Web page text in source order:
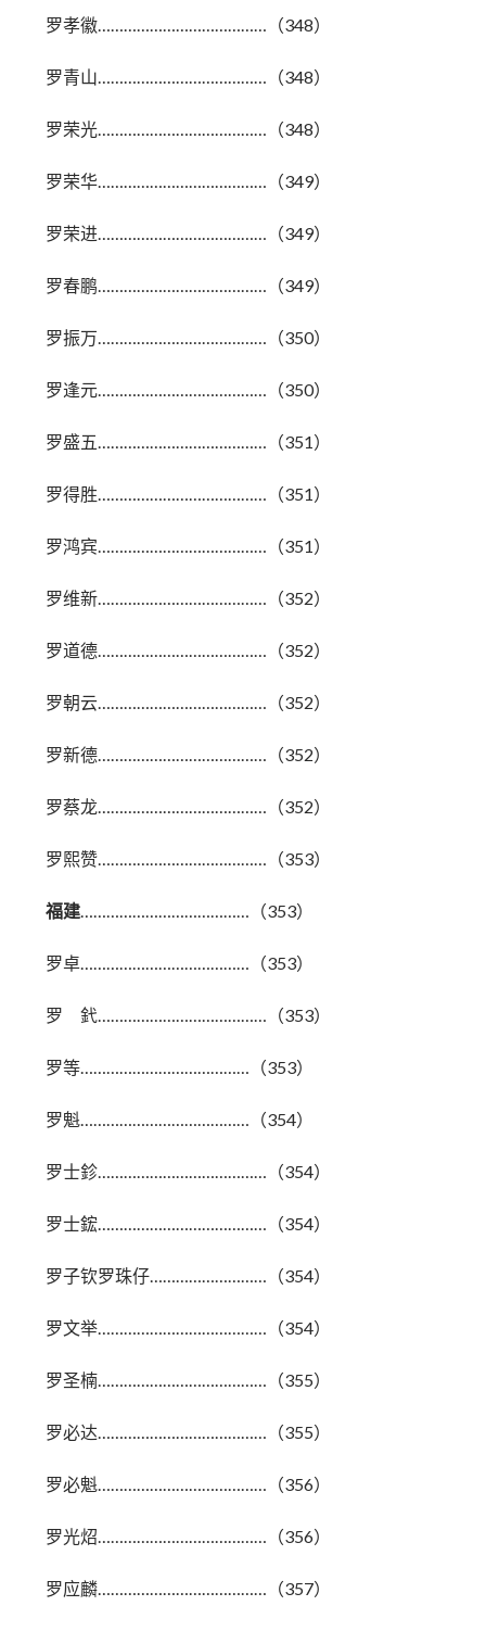
罗孝徽…………………………………（348）
罗青山…………………………………（348）
罗荣光…………………………………（348）
罗荣华…………………………………（349）
罗荣进…………………………………（349）
罗春鹏…………………………………（349）
罗振万…………………………………（350）
罗逢元…………………………………（350）
罗盛五…………………………………（351）
罗得胜…………………………………（351）
罗鸿宾…………………………………（351）
罗维新…………………………………（352）
罗道德…………………………………（352）
罗朝云…………………………………（352）
罗新德…………………………………（352）
罗蔡龙…………………………………（352）
罗熙赞…………………………………（353）
福建…………………………………（353）
罗卓…………………………………（353）
罗 釴…………………………………（353）
罗等…………………………………（353）
罗魁…………………………………（354）
罗士鉁…………………………………（354）
罗士鋐…………………………………（354）
罗子钦罗珠仔………………………（354）
罗文举…………………………………（354）
罗圣楠…………………………………（355）
罗必达…………………………………（355）
罗必魁…………………………………（356）
罗光炤…………………………………（356）
罗应麟…………………………………（357）